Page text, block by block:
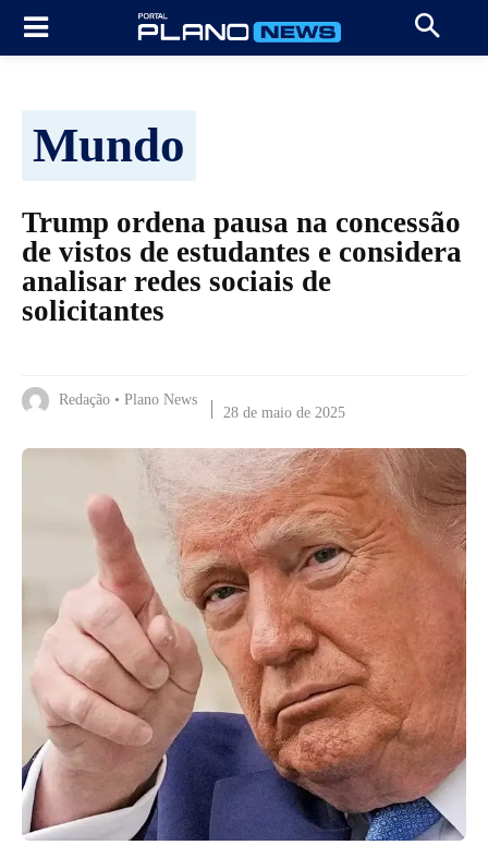
Mundo
Trump ordena pausa na concessão
de vistos de estudantes e considera
analisar redes sociais de
solicitantes
Redação • Plano News
28 de maio de 2025